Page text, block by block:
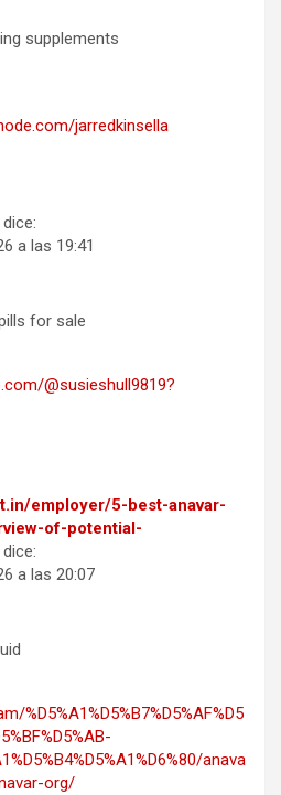
supplements
jarredkinsella
dice:
a las 19:41
for sale
@susieshull9819?
employer/5-best-anavar-
of-potential-
dice:
a las 20:07
%D5%A1%D5%B7%D5%AF%D5
anava
org/